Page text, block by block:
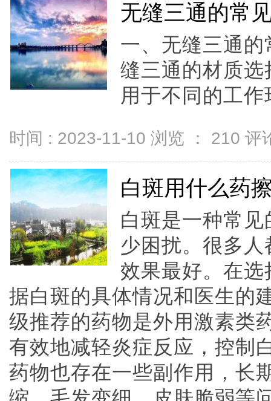
无缝三通的常
一、无缝三通
缝三通的材质
用于不同的工
时间 : 2023-11-10 浏览 ： 210 评
白斑用什么药
白斑是一种常
少困扰。很多
效果最好。在
据白斑的具体情况和医生的
级推荐的药物是外用激素类
有效地减轻炎症反应，控制
药物也存在一些副作用，长